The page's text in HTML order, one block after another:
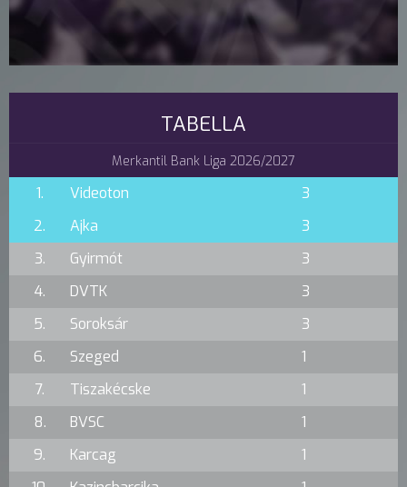
TABELLA
Merkantil Bank Liga 2026/2027
1. Videoton
3
2.
Ajka
3
3.
Gyirmót
3
4.
DVTK
3
5.
Soroksár
3
6.
Szeged
1
7.
Tiszakécske
1
8.
BVSC
1
9.
Karcag
1